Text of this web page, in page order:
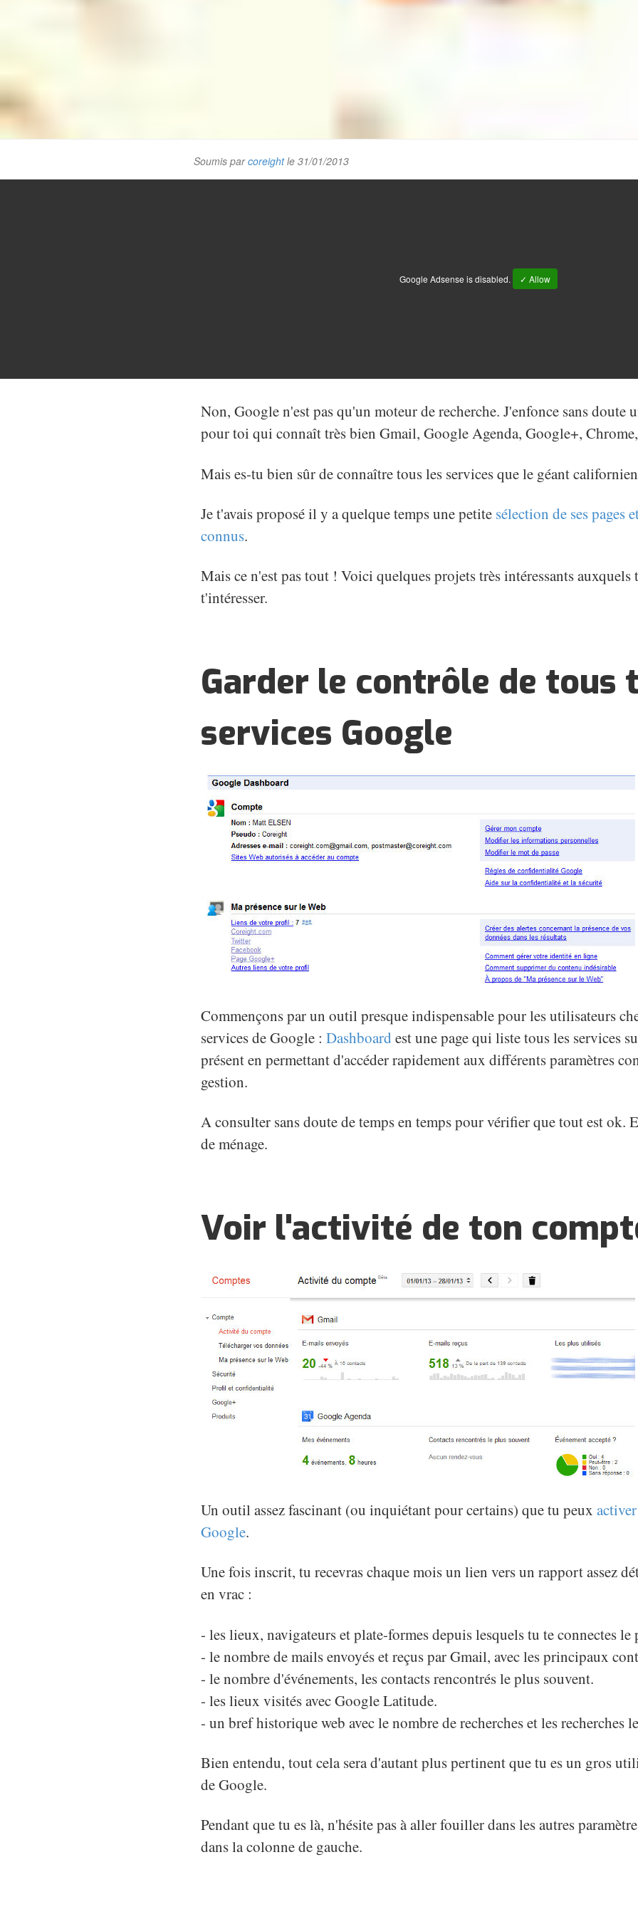
Soumis parcoreightle 31/01/2013
Google Adsense is disabled. ✓ Allow
Non, Google n'est pas qu'un moteur de recherche. J'enfonce sans doute
pour toi qui connaît très bien Gmail, Google Agenda, Google+,
Mais es-tu bien sûr de connaître tous les services que le géant
Je t'avais proposé il y a quelque temps une petite sélection de ses pages
connus.
Mais ce n'est pas tout ! Voici quelques projets très intéressants auxquels
t'intéresser.
Garder le contrôle de tous
services Google
Commençons par un outil presque indispensable pour les utilisateurs
services de Google : Dashboard est une page qui liste tous les services
présent en permettant d'accéder rapidement aux différents paramètres
gestion.
A consulter sans doute de temps en temps pour vérifier que tout est ok.
de ménage.
Voir l'activité de ton
Un outil assez fascinant (ou inquiétant pour certains) que tu peux
Google.
Une fois inscrit, tu recevras chaque mois un lien vers un rapport assez
en vrac :
- les lieux, navigateurs et plate-formes depuis lesquels tu te connectes le
- le nombre de mails envoyés et reçus par Gmail, avec les principaux
- le nombre d'événements, les contacts rencontrés le plus souvent.
- les lieux visités avec Google Latitude.
- un bref historique web avec le nombre de recherches et les recherches
Bien entendu, tout cela sera d'autant plus pertinent que tu es un gros
de Google.
Pendant que tu es là, n'hésite pas à aller fouiller dans les autres
dans la colonne de gauche.